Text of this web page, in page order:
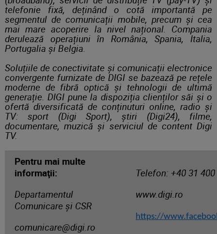
telefonie fixă, deținând o cotă importantă pe
segmentul de comunicații mobile, precum și cea
mai mare acoperire la nivel național. Compania
derulează operațiuni în România, Spania, Italia,
Portugalia și Belgia.
Soluțiile de conectivitate și comunicații electronice
convergente furnizate de DIGI se bazează pe rețele
moderne de fibră optică și tehnologii de ultimă
generație. DIGI pune la dispoziția clienților săi și o
ofertă diversificată de conținuturi online, radio și
TV: sport (Digi Sport), știri (Digi24), filme,
documentare, muzică și serviciul de content Digi
TV.
Pentru mai multe
informaţii:
Departamentul
Comunicare și CSR
comunicare@digi.ro
Telefon: +40 31
www.digi.ro
https://